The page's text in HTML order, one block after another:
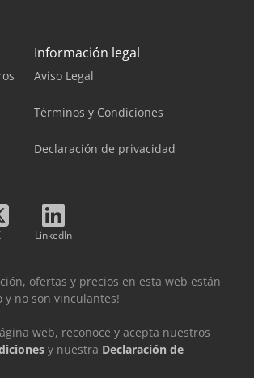
Información legal
Aviso Legal
Términos y Condiciones
Declaración de privacidad
LinkedIn
ofertas y precios en esta web están
y no son vinculantes!
web, reconoce y acepta nuestros
y nuestra Declaración de